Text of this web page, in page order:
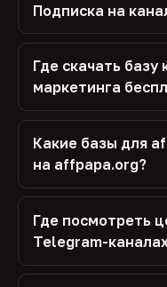
Подписка на
Где скачать
маркетинга
Какие базы для
на affpapa.org?
Где посмотреть
Telegram-